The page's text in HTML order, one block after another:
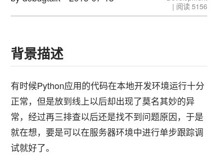
| 阅读5156
背景描述
有时候Python应用的代码在本地开发环境运行十分
正常，但是放到线上以后却出现了莫名其妙的异
常，经过再三排查以后还是找不到问题原因，于是
就在想，要是可以在服务器环境中进行单步跟踪调
试就好了。